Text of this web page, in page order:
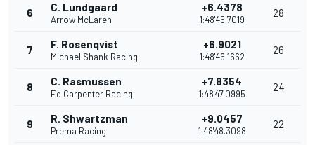
6 C. Lundgaard
Arrow McLaren
+6.4378
1:48'45.7019
28
7 F. Rosenqvist
Michael Shank Racing
+6.9021
1:48'46.1662
26
8 C. Rasmussen
Ed Carpenter Racing
+7.8354
1:48'47.0995
24
9 R. Shwartzman
Prema Racing
+9.0457
1:48'48.3098
22